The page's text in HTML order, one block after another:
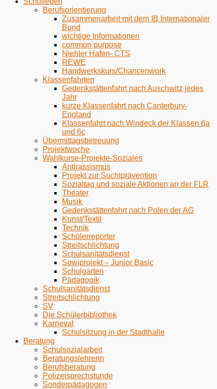
Berufsorientierung
Zusammenarbeit mit dem IB Internationaler
Bund
wichtige Informationen
common purpose
Niehler Hafen- CTS
REWE
Handwerkskurs/Chancenwork
Klassenfahrten
Gedenkstättenfahrt nach Auschwitz jedes
Jahr
kurze Klassenfahrt nach Canterbury-
England
Klassenfahrt nach Windeck der Klassen 6a
und 6c
Übermittagsbetreuung
Projektwoche
Wahlkurse-Projekte-Soziales
Antirassismus
Projekt zur Suchtprävention
Sozialtag und soziale Aktionen an der FLR
Theater
Musik
Gedenkstättenfahrt nach Polen der AG
Kunst/Textil
Technik
Schülerreporter
Streitschlichtung
Schulsanitätsdienst
Sowiprojekt – Junior Basic
Schulgarten
Pädagogik
Schulsanitätsdienst
Streitschlichtung
SV
Die Schülerbibliothek
Karneval
Schulsitzung in der Stadthalle
Beratung
Schulsozialarbeit
Beratungslehrerin
Berufsberatung
Polizeisprechstunde
Sonderpädagogen